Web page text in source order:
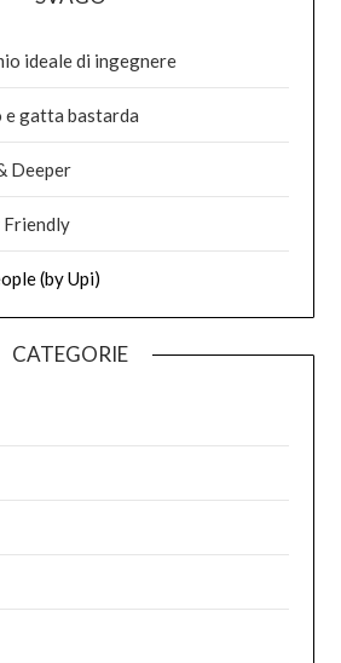
ideale di ingegnere
e gatta bastarda
Deeper
Friendly
(by Upi)
CATEGORIE